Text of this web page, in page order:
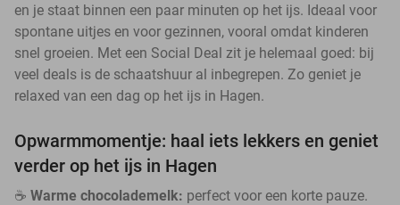
en je staat binnen een paar minuten op het ijs. Ideaal voor
spontane uitjes en voor gezinnen, vooral omdat kinderen
snel groeien. Met een Social Deal zit je helemaal goed: bij
veel deals is de schaatshuur al inbegrepen. Zo geniet je
relaxed van een dag op het ijs in Hagen.
Opwarmmomentje: haal iets lekkers en geniet
verder op het ijs in Hagen
☕ Warme chocolademelk: perfect voor een korte pauze.